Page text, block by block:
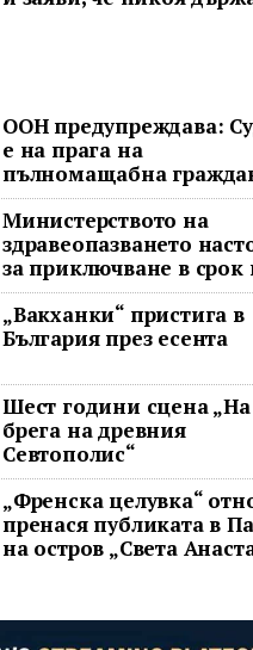
ООН предупреждава:
е на прага на
пълномащабна
война
Министерството на
здравеопазването
за приключване в срок
два ключови
проекта
„Вакханки“ пристига в
България през есента
Шест години сцена „На
брега на древния
Севтополис“
„Френска целувка“
пренася публиката в
на остров „Света